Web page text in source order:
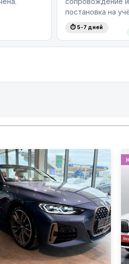
постановка на
⏱ 5-7 дней